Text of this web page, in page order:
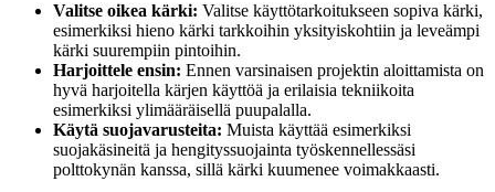
Valitse oikea kärki: Valitse käyttötarkoitukseen sopiva kärki,
esimerkiksi hieno kärki tarkkoihin yksityiskohtiin ja leveämpi
kärki suurempiin pintoihin.
Harjoittele ensin: Ennen varsinaisen projektin aloittamista on
hyvä harjoitella kärjen käyttöä ja erilaisia tekniikoita
esimerkiksi ylimääräisellä puupalalla.
Käytä suojavarusteita: Muista käyttää esimerkiksi
suojakäsineitä ja hengityssuojainta työskennellessäsi
polttokynän kanssa, sillä kärki kuumenee voimakkaasti.